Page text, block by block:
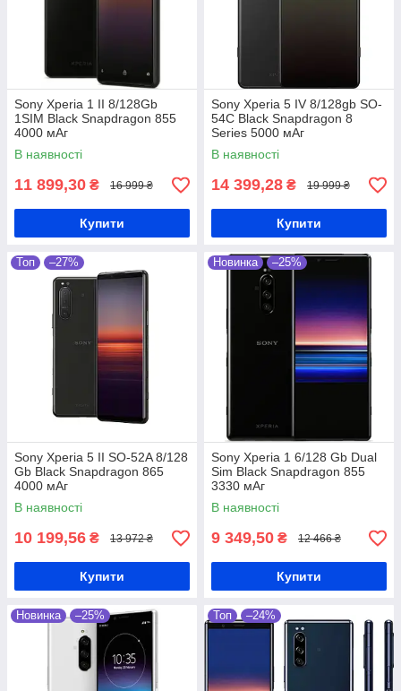
Sony Xperia 1 II 8/128Gb
1SIM Black Snapdragon 855
4000 мАг
В наявності
11 899,30 ₴ 16 999 ₴
Купити
Sony Xperia 5 IV 8/128gb SO-
54C Black Snapdragon 8
Series 5000 мАг
В наявності
14 399,28 ₴ 19 999 ₴
Купити
Топ –27%
Sony Xperia 5 II SO-52A 8/128
Gb Black Snapdragon 865
4000 мАг
В наявності
10 199,56 ₴ 13 972 ₴
Купити
Новинка –25%
Sony Xperia 1 6/128 Gb Dual
Sim Black Snapdragon 855
3330 мАг
В наявності
9 349,50 ₴ 12 466 ₴
Купити
Новинка –25% Топ –24%